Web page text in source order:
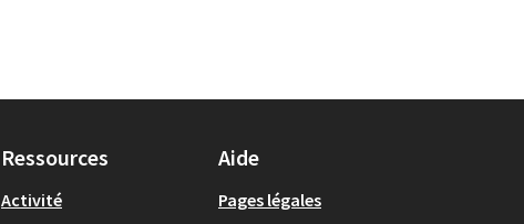
Ressources
Activité
Aide
Pages légales